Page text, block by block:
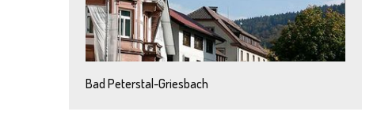
Bad Peterstal-Griesbach